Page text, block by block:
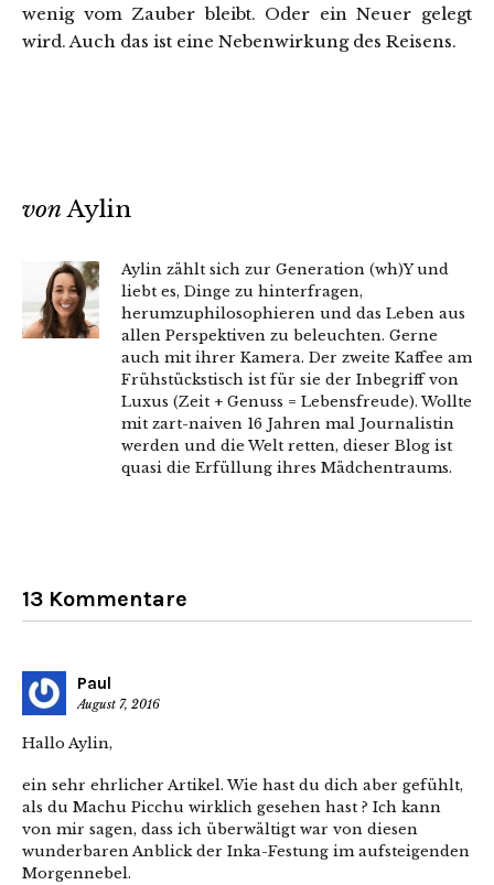
wenig vom Zauber bleibt. Oder ein Neuer gelegt
wird. Auch das ist eine Nebenwirkung des Reisens.
vonAylin
Aylin zählt sich zur Generation (wh)Y und
liebt es, Dinge zu hinterfragen,
herumzuphilosophieren und das Leben aus
allen Perspektiven zu beleuchten. Gerne
auch mit ihrer Kamera. Der zweite Kaffee am
Frühstückstisch ist für sie der Inbegriff von
Luxus (Zeit + Genuss = Lebensfreude). Wollte
mit zart-naiven 16 Jahren mal Journalistin
werden und die Welt retten, dieser Blog ist
quasi die Erfüllung ihres Mädchentraums.
13 Kommentare
Paul
August 7, 2016
Hallo Aylin,
ein sehr ehrlicher Artikel. Wie hast du dich aber gefühlt,
als du Machu Picchu wirklich gesehen hast ? Ich kann
von mir sagen, dass ich überwältigt war von diesen
wunderbaren Anblick der Inka-Festung im aufsteigenden
Morgennebel.